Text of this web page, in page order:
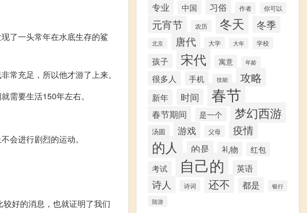
了一头常年在水底生存的鲨
常充足，所以他才游了上来。
需要生活150年左右。
会进行剧烈的运动。
好的消息，也就证明了我们
专业 中国 习俗 作者 你可以
元宵节 农历 冬天 冬季
北京 唐代 大学 大年 学校
孩子 宋代 寓意 年龄
很多人 手机 技能 攻略
新年 时间 春节
春节期间 是一个 梦幻西游
汤圆 游戏 父母 疫情
的人 的是 礼物
红包
考试
自己的 英语
诗人 诗词 还不 都是
银行
陆游